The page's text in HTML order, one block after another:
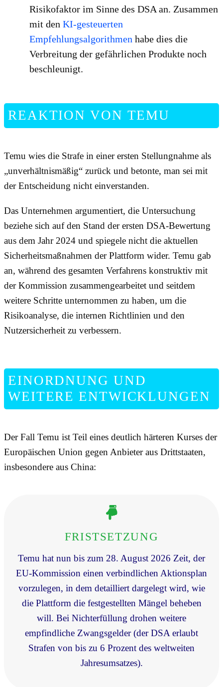
Risikofaktor im Sinne des DSA an. Zusammen
mit den KI-gesteuerten
Empfehlungsalgorithmen habe dies die
Verbreitung der gefährlichen Produkte noch
beschleunigt.
REAKTION VON TEMU
Temu wies die Strafe in einer ersten Stellungnahme als
„unverhältnismäßig“ zurück und betonte, man sei mit
der Entscheidung nicht einverstanden.
Das Unternehmen argumentiert, die Untersuchung
beziehe sich auf den Stand der ersten DSA-Bewertung
aus dem Jahr 2024 und spiegele nicht die aktuellen
Sicherheitsmaßnahmen der Plattform wider. Temu gab
an, während des gesamten Verfahrens konstruktiv mit
der Kommission zusammengearbeitet und seitdem
weitere Schritte unternommen zu haben, um die
Risikoanalyse, die internen Richtlinien und den
Nutzersicherheit zu verbessern.
EINORDNUNG UND
WEITERE ENTWICKLUNGEN
Der Fall Temu ist Teil eines deutlich härteren Kurses der
Europäischen Union gegen Anbieter aus Drittstaaten,
insbesondere aus China:
FRISTSETZUNG
Temu hat nun bis zum 28. August 2026 Zeit, der
EU-Kommission einen verbindlichen Aktionsplan
vorzulegen, in dem detailliert dargelegt wird, wie
die Plattform die festgestellten Mängel beheben
will. Bei Nichterfüllung drohen weitere
empfindliche Zwangsgelder (der DSA erlaubt
Strafen von bis zu 6 Prozent des weltweiten
Jahresumsatzes).